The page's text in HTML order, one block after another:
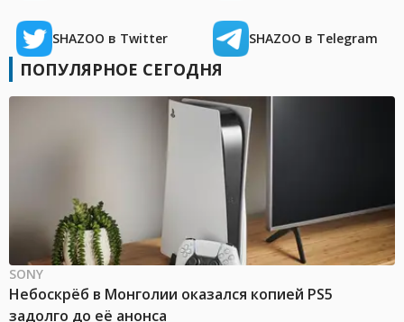
SHAZOO в Twitter SHAZOO в Telegram
ПОПУЛЯРНОЕ СЕГОДНЯ
SONY
Небоскрёб в Монголии оказался копией PS5
задолго до её анонса